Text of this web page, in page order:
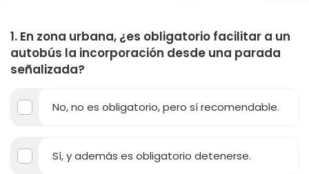
1. En zona urbana, ¿es obligatorio facilitar a un
autobús la incorporación desde una parada
señalizada?
No, no es obligatorio, pero sí recomendable.
Sí, y además es obligatorio detenerse.